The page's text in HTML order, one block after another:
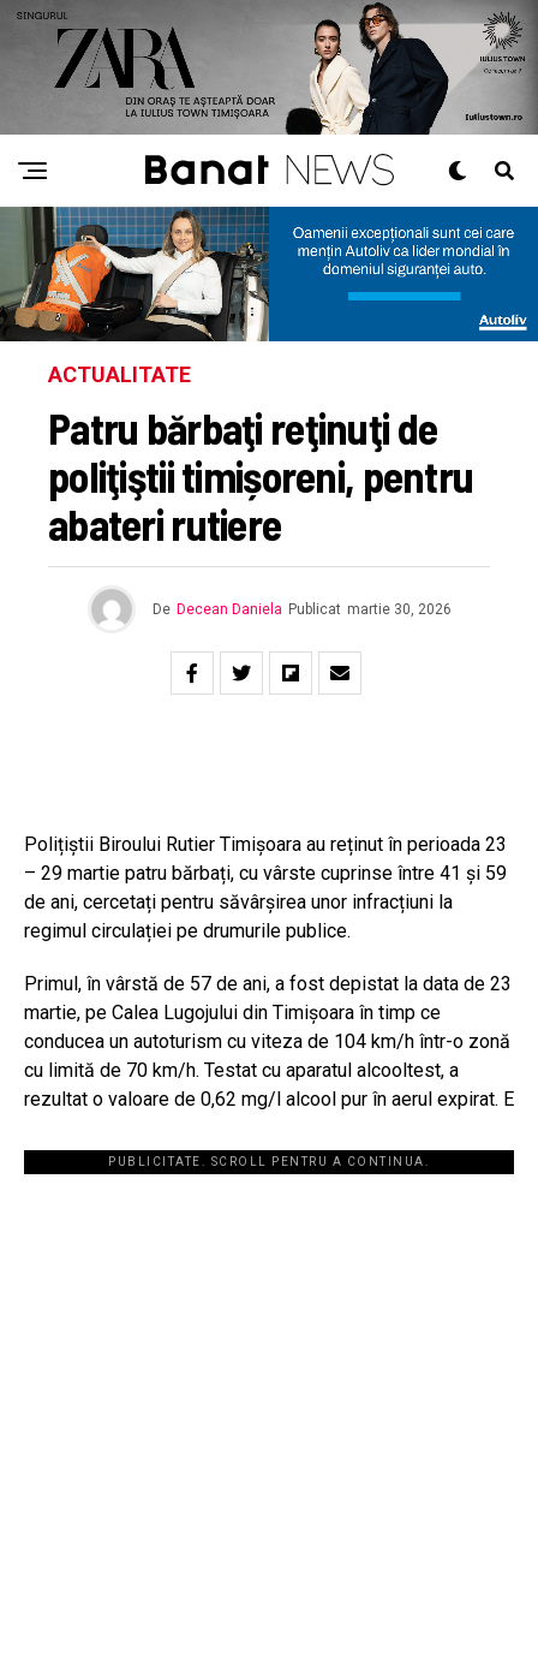
ACTUALITATE
Patru bărbaţi reţinuţi de
poliţiştii timișoreni, pentru
abateri rutiere
De Decean Daniela Publicat martie 30, 2026
Polițiștii Biroului Rutier Timișoara au reținut în perioada 23
– 29 martie patru bărbați, cu vârste cuprinse între 41 și 59
de ani, cercetați pentru săvârșirea unor infracțiuni la
regimul circulației pe drumurile publice.
Primul, în vârstă de 57 de ani, a fost depistat la data de 23
martie, pe Calea Lugojului din Timișoara în timp ce
conducea un autoturism cu viteza de 104 km/h într-o zonă
cu limită de 70 km/h. Testat cu aparatul alcooltest, a
rezultat o valoare de 0,62 mg/l alcool pur în aerul expirat. E
PUBLICITATE. SCROLL PENTRU A CONTINUA.